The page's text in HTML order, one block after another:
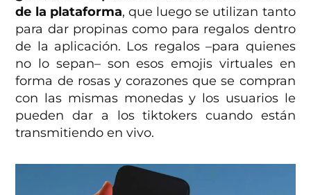
de la plataforma, que luego se utilizan tanto
para dar propinas como para regalos dentro
de la aplicación. Los regalos –para quienes
no lo sepan– son esos emojis virtuales en
forma de rosas y corazones que se compran
con las mismas monedas y los usuarios le
pueden dar a los tiktokers cuando están
transmitiendo en vivo.